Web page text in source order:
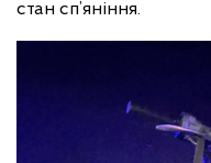
стан сп’яніння.